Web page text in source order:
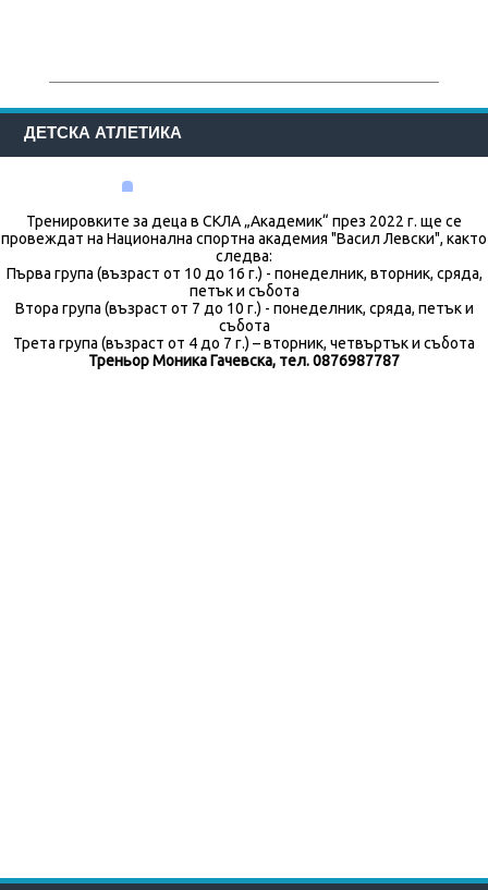
ДЕТСКА АТЛЕТИКА
Тренировките за деца в СКЛА „Академик“ през 2022 г. ще се
провеждат на Национална спортна академия "Васил Левски", както
следва:
Първа група (възраст от 10 до 16 г.) - понеделник, вторник, сряда,
петък и събота
Втора група (възраст от 7 до 10 г.) - понеделник, сряда, петък и
събота
Трета група (възраст от 4 до 7 г.) – вторник, четвъртък и събота
Треньор Моника Гачевска, тел. 0876987787